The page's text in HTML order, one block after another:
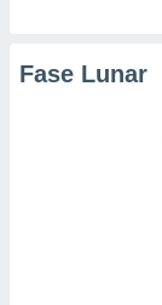
Fase Lunar